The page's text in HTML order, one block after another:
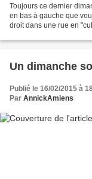
Toujours ce dernier
en bas à gauche que
droit dans une rue en
Un dimanche
Publié le 16/02/2015 à
Par AnnickAmiens